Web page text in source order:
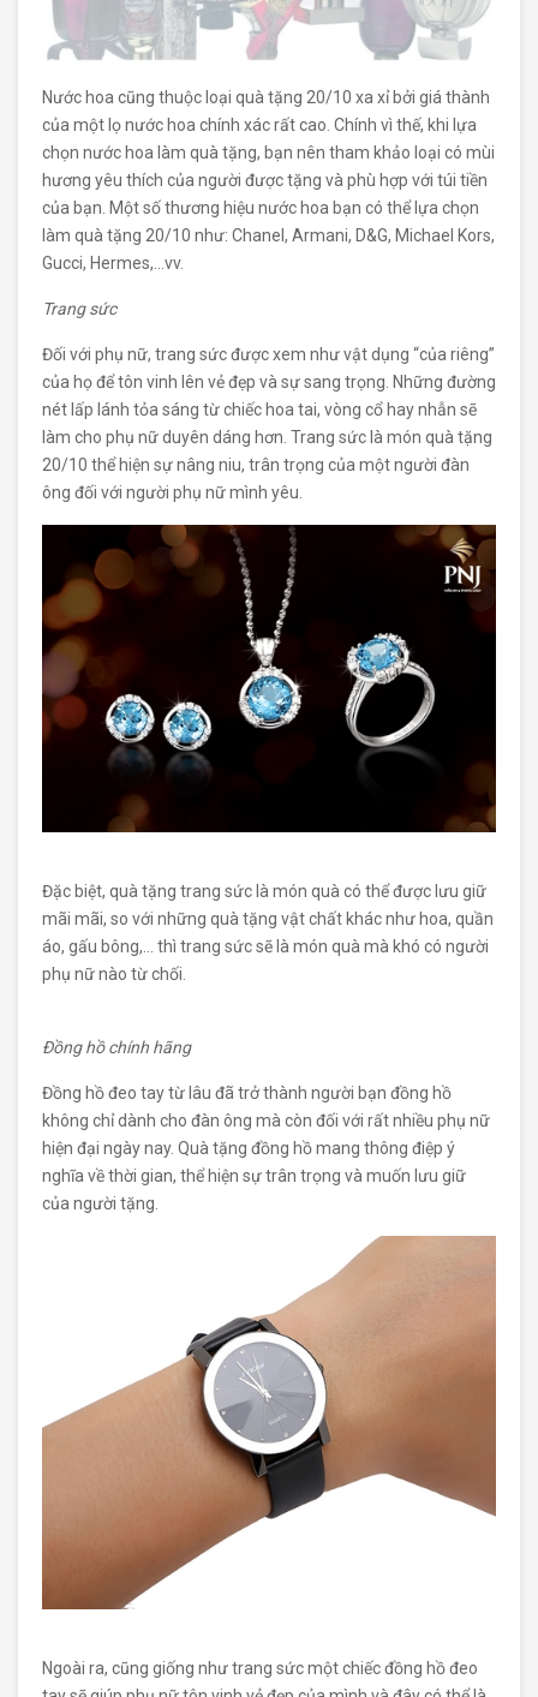
Nước hoa cũng thuộc loại quà tặng 20/10 xa xỉ bởi giá thành
của một lọ nước hoa chính xác rất cao. Chính vì thế, khi lựa
chọn nước hoa làm quà tặng, bạn nên tham khảo loại có mùi
hương yêu thích của người được tặng và phù hợp với túi tiền
của bạn. Một số thương hiệu nước hoa bạn có thể lựa chọn
làm quà tặng 20/10 như: Chanel, Armani, D&G, Michael Kors,
Gucci, Hermes,…vv.
Trang sức
Đối với phụ nữ, trang sức được xem như vật dụng “của riêng”
của họ để tôn vinh lên vẻ đẹp và sự sang trọng. Những đường
nét lấp lánh tỏa sáng từ chiếc hoa tai, vòng cổ hay nhẫn sẽ
làm cho phụ nữ duyên dáng hơn. Trang sức là món quà tặng
20/10 thể hiện sự nâng niu, trân trọng của một người đàn
ông đối với người phụ nữ mình yêu.
Đặc biệt, quà tặng trang sức là món quà có thể được lưu giữ
mãi mãi, so với những quà tặng vật chất khác như hoa, quần
áo, gấu bông,… thì trang sức sẽ là món quà mà khó có người
phụ nữ nào từ chối.
Đồng hồ chính hãng
Đồng hồ đeo tay từ lâu đã trở thành người bạn đồng hồ
không chỉ dành cho đàn ông mà còn đối với rất nhiều phụ nữ
hiện đại ngày nay. Quà tặng đồng hồ mang thông điệp ý
nghĩa về thời gian, thể hiện sự trân trọng và muốn lưu giữ
của người tặng.
Ngoài ra, cũng giống như trang sức một chiếc đồng hồ đeo